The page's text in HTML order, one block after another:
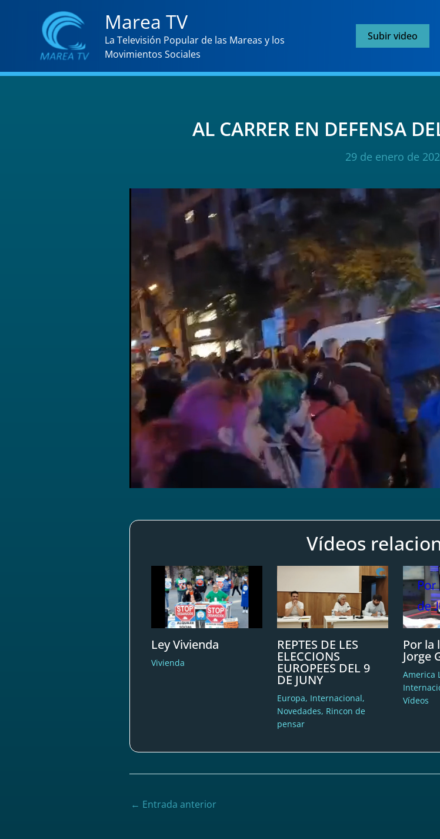
contenido
Marea TV
La Televisión Popular de las Mareas y los
Movimientos Sociales
Subir video
AL CARRER EN DEFENSA
29 de enero de
Vídeos
Ley Vivienda
Vivienda
REPTES DE LES
ELECCIONS
EUROPEES DEL 9
DE JUNY
Europa, Internacional,
Novedades, Rincon de
pensar
Por la
Jorge
America
Vídeos
← Entrada anterior